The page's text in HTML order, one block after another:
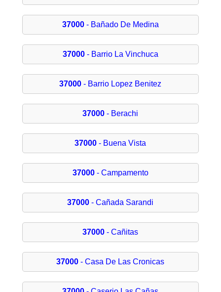
37000- Bañado De Medina
37000- Barrio La Vinchuca
37000 - Barrio Lopez Benitez
37000 - Berachi
37000 - Buena Vista
37000- Campamento
37000 - Cañada Sarandi
37000 - Cañitas
37000 - Casa De Las Cronicas